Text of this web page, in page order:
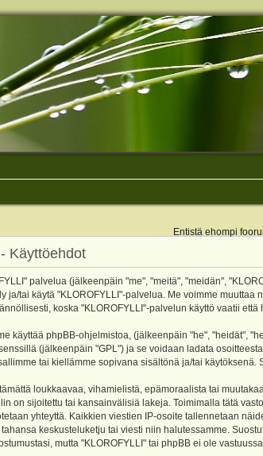
Entistä ehompi
Käyttöehdot
palvelua (jälkeenpäin "me", "meitä", "meidän",
ja/tai käytä "KLOROFYLLI"-palvelua. Me voimme
koska "KLOROFYLLI"-palvelun käyttö vaatii
käyttää phpBB-ohjelmistoa, (jälkeenpäin "he", "heidät",
(jälkeenpäin "GPL") ja se voidaan ladata osoitteesta
tai kiellämme sopivana sisältönä ja/tai
loukkaavaa, vihamielistä, epämoraalista tai
on sijoitettu tai kansainvälisiä lakeja. Toimimalla tätä
yhteyttä. Kaikkien viestien IP-osoite tallennetaan
keskusteluketju tai viesti niin halutessamme.
mutta "KLOROFYLLI" tai phpBB ei ole